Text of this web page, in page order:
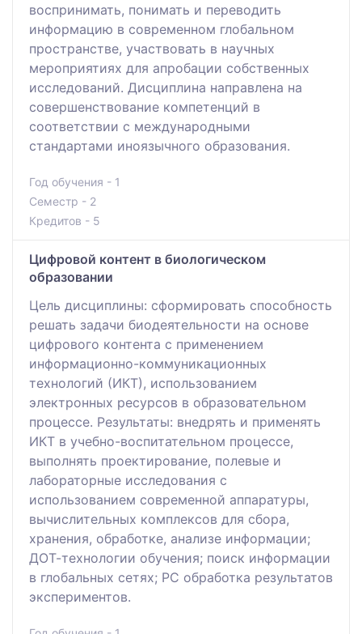
воспринимать, понимать и переводить
информацию в современном глобальном
пространстве, участвовать в научных
мероприятиях для апробации собственных
исследований. Дисциплина направлена на
совершенствование компетенций в
соответствии с международными
стандартами иноязычного образования.
Год обучения - 1
Семестр - 2
Кредитов - 5
Цифровой контент в биологическом
образовании
Цель дисциплины: сформировать способность
решать задачи биодеятельности на основе
цифрового контента с применением
информационно-коммуникационных
технологий (ИКТ), использованием
электронных ресурсов в образовательном
процессе. Результаты: внедрять и применять
ИКТ в учебно-воспитательном процессе,
выполнять проектирование, полевые и
лабораторные исследования с
использованием современной аппаратуры,
вычислительных комплексов для сбора,
хранения, обработке, анализе информации;
ДОТ-технологии обучения; поиск информации
в глобальных сетях; PC обработка результатов
экспериментов.